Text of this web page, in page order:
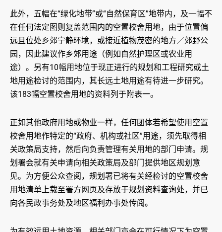
此外，五幅在“绿化地带”或“自然保育区”地带内，及一幅不
在任何法定图则复盖范围内的空置校舍用地，由于位置偏
远且位处乡郊宁静环境，或接近植物茂密的地方／郊野公
园，因此建议作乡郊用途（例如自然护理区或农业用
途）。另有10幅用地位于现正进行的规划和工程研究或土
地用途检讨的范围内，其长远土地用途有待进一步研究。
该183幅空置校舍用地的资料列于附表一。
正如其他政府用地或物业一样，任何团体若希望使用空置
校舍用地作特定的“政府、机构或社区”用途，须先取得相
关政策局支持，然后向负责管理有关用地的部门申请。规
划署会就有关申请向相关政策局及部门提供地区规划意
见。为方便公众查阅，规划署已将有关经检讨的空置校舍
用地清单上载至署方网页及存放于规划资料查询处，并已
向各民政事务处及地区福利办事处传阅。